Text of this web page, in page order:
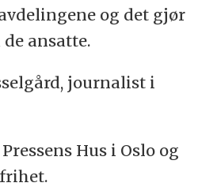
og det gjør
ansatte.
journalist i
Hus i Oslo og